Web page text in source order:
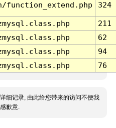
function_extend.php 324
211
62
94
76
细记录, 由此给您带来的访问不便我
歉意.